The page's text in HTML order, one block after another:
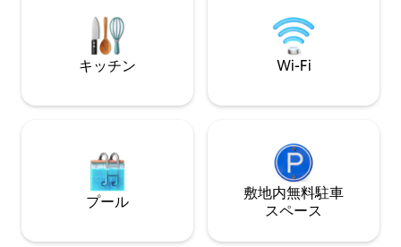
クター 空港送迎スズキスウィフト80ジェ
ル
キッチン Wi-Fi
プール
敷地内無料駐⁠車
ス⁠ペ⁠ー⁠ス